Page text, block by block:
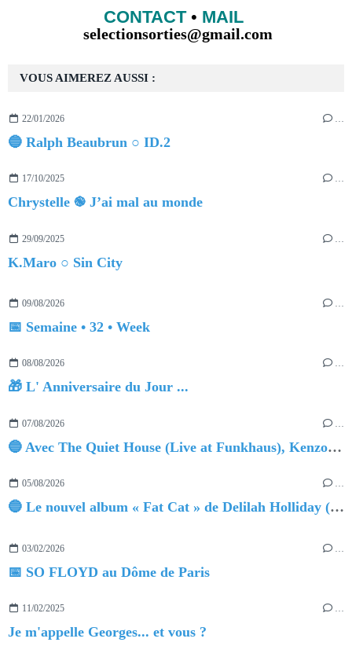
VOUS AIMEREZ AUSSI :
22/01/2026 …
🔵 Ralph Beaubrun ○ ID.2
17/10/2025 …
Chrystelle ֎ J’ai mal au monde
29/09/2025
K.Maro ○ Sin City
09/08/2026 …
📅 Semaine • 32 • Week
08/08/2026 …
🎁 L' Anniversaire du Jour ...
07/08/2026 …
🔵 Avec The Quiet House (Live at Funkhaus), Kenzo Zurzolo livre une performance aussi intense qu'envoûtante.
05/08/2026 …
🔵 Le nouvel album « Fat Cat » de Delilah Holliday (sortie le 30 Octobre 2026)
03/02/2026
📅 SO FLOYD au Dôme de Paris
11/02/2025 …
Je m'appelle Georges... et vous ?
CONTACT• MAIL
selectionsorties@gmail.com